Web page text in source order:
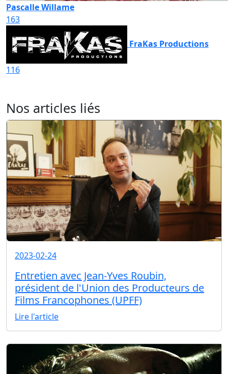
Pascalle Willame
163
FraKas Productions
116
Nos articles liés
2023-02-24
Entretien avec Jean-Yves Roubin,
président de l'Union des Producteurs de
Films Francophones (UPFF)
Lire l'article